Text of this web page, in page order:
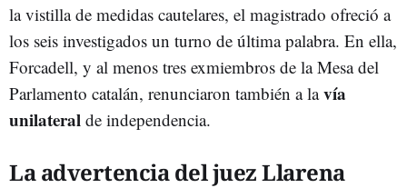
la vistilla de medidas cautelares, el magistrado ofreció a
los seis investigados un turno de última palabra. En ella,
Forcadell, y al menos tres exmiembros de la Mesa del
Parlamento catalán, renunciaron también a lavía
unilateral de independencia.
La advertencia del juez Llarena